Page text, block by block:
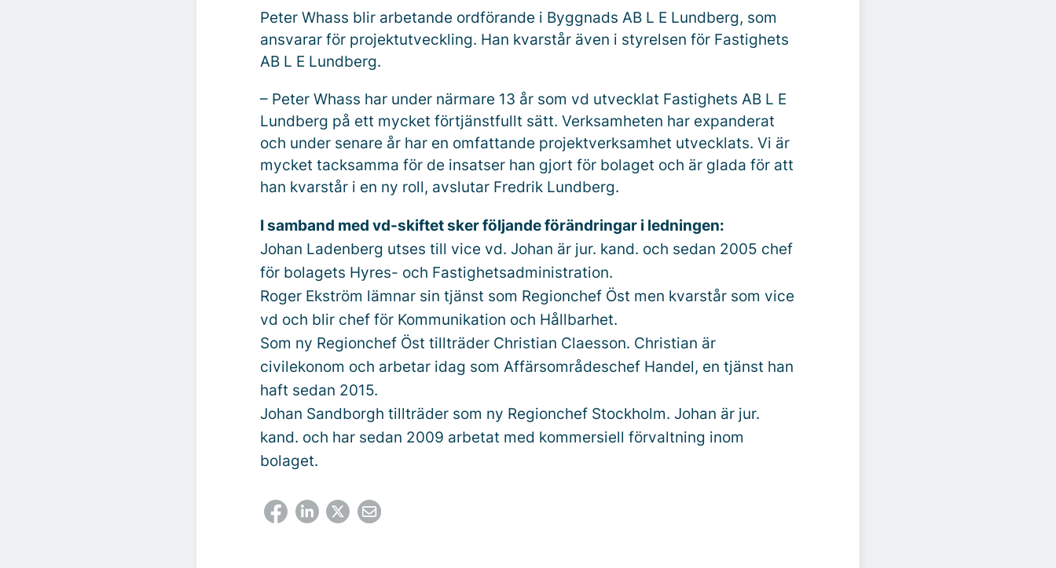
Peter Whass blir arbetande ordförande i Byggnads AB L E Lundberg, som
ansvarar för projektutveckling. Han kvarstår även i styrelsen för Fastighets
AB L E Lundberg.
– Peter Whass har under närmare 13 år som vd utvecklat Fastighets AB L E
Lundberg på ett mycket förtjänstfullt sätt. Verksamheten har expanderat
och under senare år har en omfattande projektverksamhet utvecklats. Vi är
mycket tacksamma för de insatser han gjort för bolaget och är glada för att
han kvarstår i en ny roll, avslutar Fredrik Lundberg.
I samband med vd-skiftet sker följande förändringar i ledningen:
Johan Ladenberg utses till vice vd. Johan är jur. kand. och sedan 2005 chef
för bolagets Hyres- och Fastighetsadministration.
Roger Ekström lämnar sin tjänst som Regionchef Öst men kvarstår som vice
vd och blir chef för Kommunikation och Hållbarhet.
Som ny Regionchef Öst tillträder Christian Claesson. Christian är
civilekonom och arbetar idag som Affärsområdeschef Handel, en tjänst han
haft sedan 2015.
Johan Sandborgh tillträder som ny Regionchef Stockholm. Johan är jur.
kand. och har sedan 2009 arbetat med kommersiell förvaltning inom
bolaget.